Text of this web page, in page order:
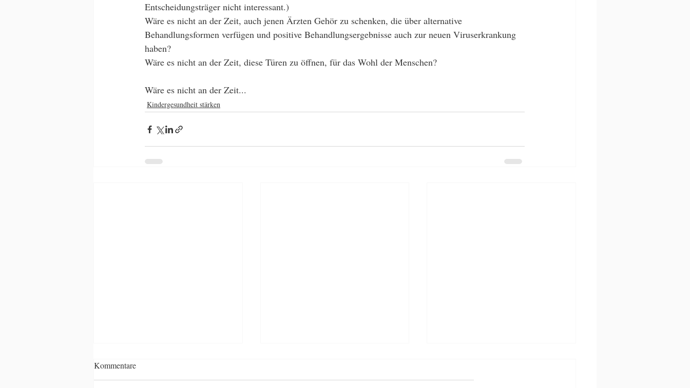
Entscheidungsträger nicht interessant.)
Wäre es nicht an der Zeit, auch jenen Ärzten Gehör zu schenken, die über alternative
Behandlungsformen verfügen und positive Behandlungsergebnisse auch zur neuen Viruserkrankung
haben?
Wäre es nicht an der Zeit, diese Türen zu öffnen, für das Wohl der Menschen?
Wäre es nicht an der Zeit...
Kindergesundheit stärken
Kommentare